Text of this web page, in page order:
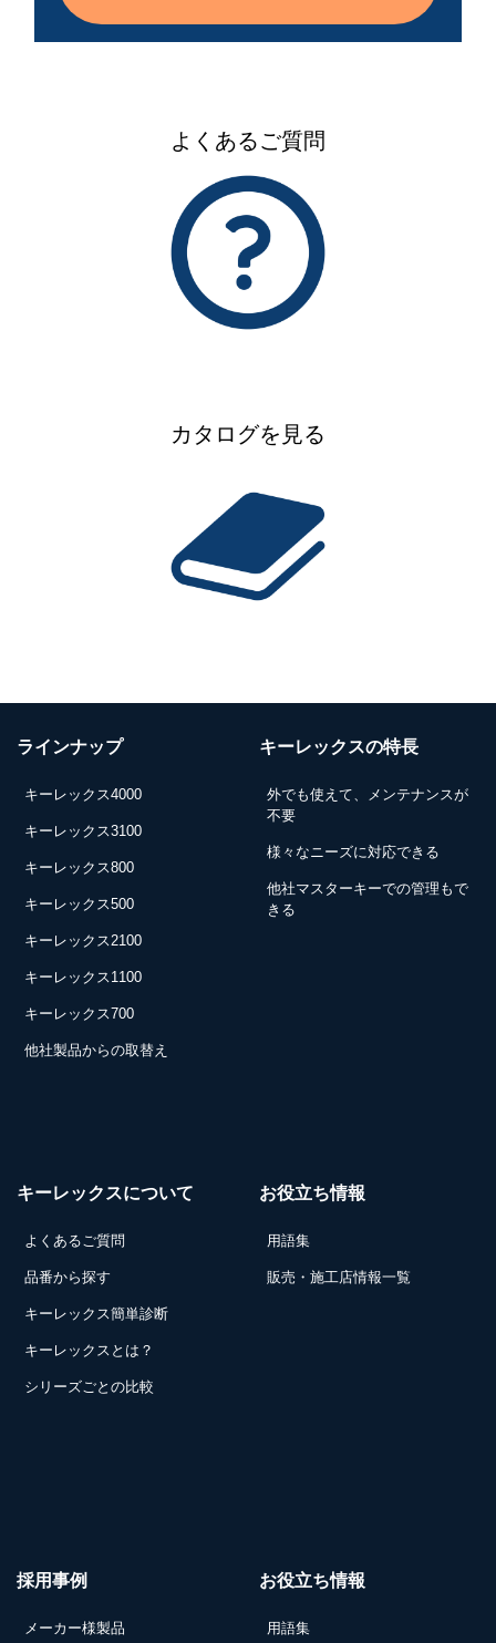
よくあるご質問
カタログを見る
ラインナップ
キーレックス4000
キーレックス3100
キーレックス800
キーレックス500
キーレックス2100
キーレックス1100
キーレックス700
他社製品からの取替え
キーレックスの特長
外でも使えて、メンテナンスが
不要
様々なニーズに対応できる
他社マスターキーでの管理もで
きる
キーレックスについて
よくあるご質問
品番から探す
キーレックス簡単診断
キーレックスとは？
シリーズごとの比較
お役立ち情報
用語集
販売・施工店情報一覧
採用事例
メーカー様製品
お役立ち情報
用語集